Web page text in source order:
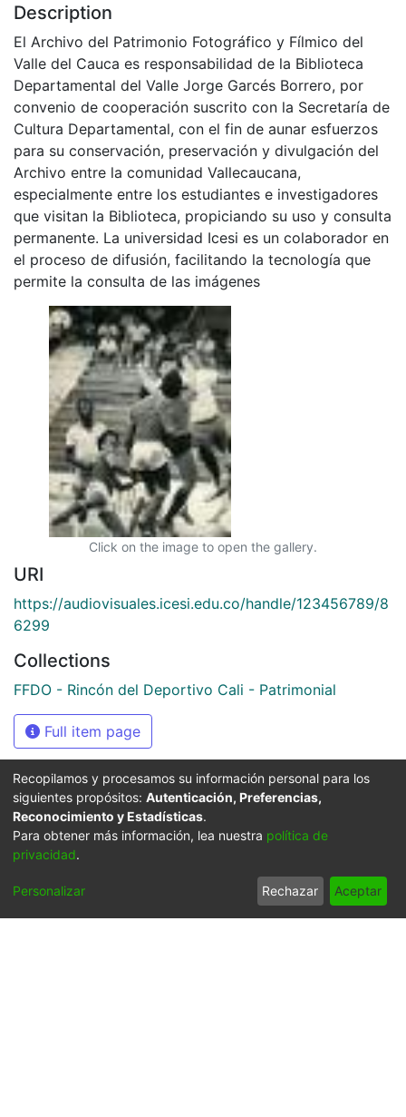
Description
El Archivo del Patrimonio Fotográfico y Fílmico del
Valle del Cauca es responsabilidad de la Biblioteca
Departamental del Valle Jorge Garcés Borrero, por
convenio de cooperación suscrito con la Secretaría de
Cultura Departamental, con el fin de aunar esfuerzos
para su conservación, preservación y divulgación del
Archivo entre la comunidad Vallecaucana,
especialmente entre los estudiantes e investigadores
que visitan la Biblioteca, propiciando su uso y consulta
permanente. La universidad Icesi es un colaborador en
el proceso de difusión, facilitando la tecnología que
permite la consulta de las imágenes
Click on the image to open the gallery.
URI
https://audiovisuales.icesi.edu.co/handle/123456789/8
6299
Collections
FFDO - Rincón del Deportivo Cali - Patrimonial
Full item page
Universidad Icesi: Calle
Recopilamos y procesamos su información personal para los
siguientes propósitos: Autenticación, Preferencias,
Reconocimiento y Estadísticas.
Para obtener más información, lea nuestra política de
privacidad.
Personalizar Rechazar Aceptar